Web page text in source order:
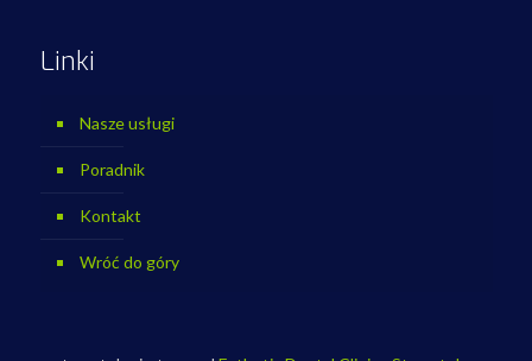
Linki
Nasze usługi
Poradnik
Kontakt
Wróć do góry